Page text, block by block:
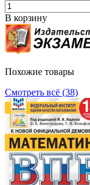
В корзину
Похожие товары
Смотреть всё (38)